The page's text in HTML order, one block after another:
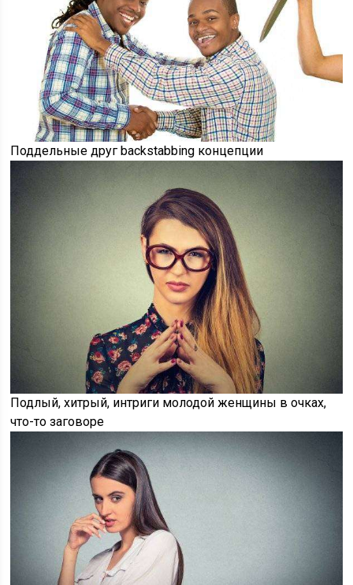
Поддельные друг backstabbing концепции
Подлый, хитрый, интриги молодой женщины в очках,
что-то заговоре